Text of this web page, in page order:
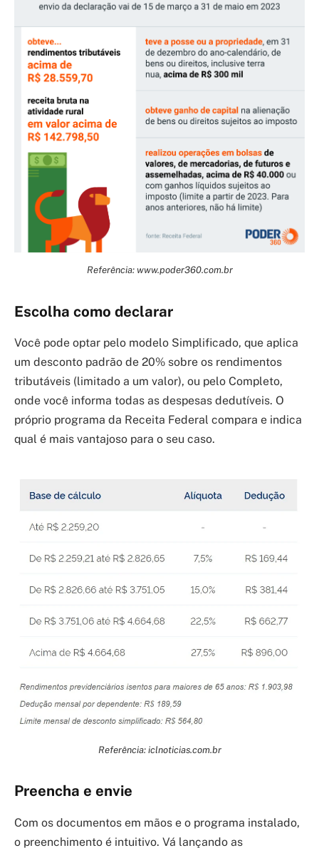
Referência: www.poder360.com.br
Escolha como declarar
Você pode optar pelo modelo Simplificado, que aplica
um desconto padrão de 20% sobre os rendimentos
tributáveis (limitado a um valor), ou pelo Completo,
onde você informa todas as despesas dedutíveis. O
próprio programa da Receita Federal compara e indica
qual é mais vantajoso para o seu caso.
Referência: iclnoticias.com.br
Preencha e envie
Com os documentos em mãos e o programa instalado,
o preenchimento é intuitivo. Vá lançando as